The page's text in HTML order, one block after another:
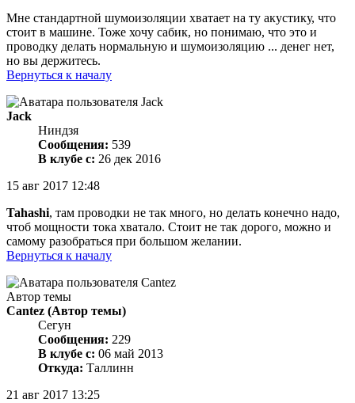
Мне стандартной шумоизоляции хватает на ту акустику, что
стоит в машине. Тоже хочу сабик, но понимаю, что это и
проводку делать нормальную и шумоизоляцию ... денег нет,
но вы держитесь.
Вернуться к началу
Jack
Ниндзя
Сообщения: 539
В клубе с: 26 дек 2016
15 авг 2017 12:48
Tahashi, там проводки не так много, но делать конечно надо,
чтоб мощности тока хватало. Стоит не так дорого, можно и
самому разобраться при большом желании.
Вернуться к началу
Автор темы
Cantez (Автор темы)
Сегун
Сообщения: 229
В клубе с: 06 май 2013
Откуда: Таллинн
21 авг 2017 13:25